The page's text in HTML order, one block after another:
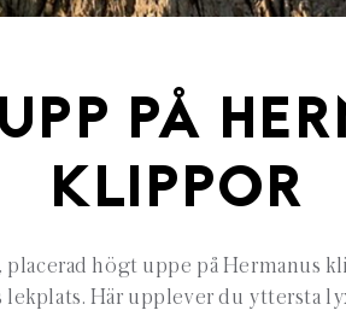
PÅ
KLIPPOR
placerad högt uppe på Hermanus
lekplats. Här upplever du yttersta